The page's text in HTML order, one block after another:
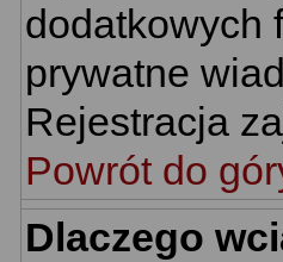
dodatkowych
prywatne
Rejestracja
Powrót do
Dlaczego